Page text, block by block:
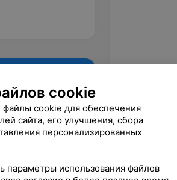
cookie
файлы cookie для обеспечения
сайта, его улучшения, сбора
персонализированных
параметры использования файлов